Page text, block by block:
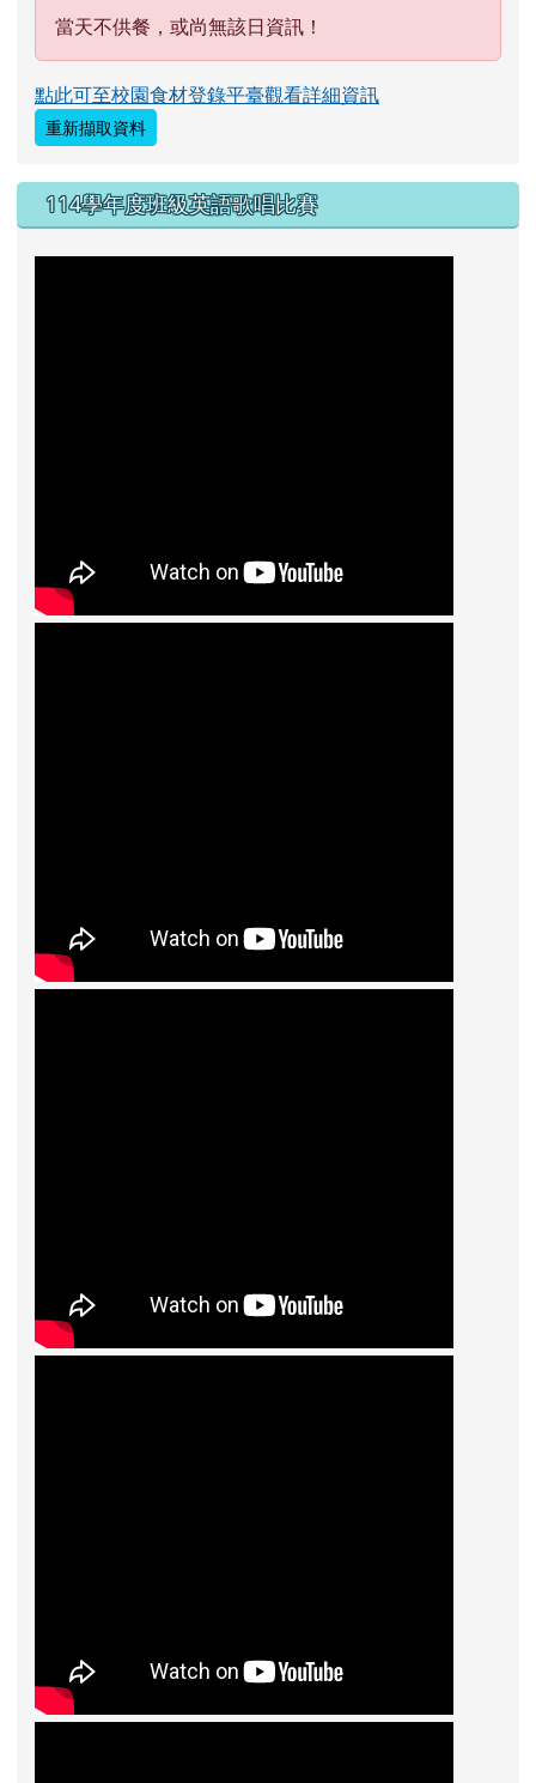
當天不供餐，或尚無該日資訊！
點此可至校園食材登錄平臺觀看詳細資訊
重新擷取資料
114學年度班級英語歌唱比賽